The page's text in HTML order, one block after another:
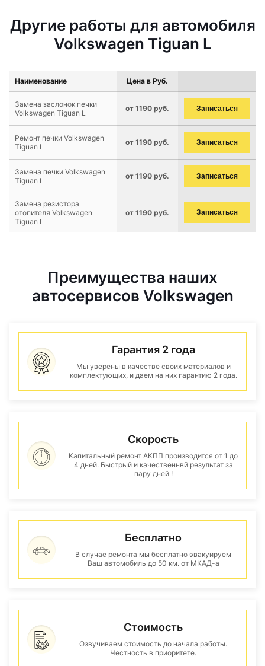
Другие работы для автомобиля
Volkswagen Tiguan L
Наименование Цена в Руб.
Замена заслонок печки
Volkswagen Tiguan L
от 1190 руб. Записаться
Ремонт печки Volkswagen
Tiguan L
от 1190 руб. Записаться
Замена печки Volkswagen
Tiguan L
от 1190 руб. Записаться
Замена резистора
отопителя Volkswagen
Tiguan L
от 1190 руб. Записаться
Преимущества наших
автосервисов Volkswagen
Гарантия 2 года
Мы уверены в качестве своих материалов и
комплектующих, и даем на них гарантию 2 года.
Скорость
Капитальный ремонт АКПП производится от 1 до
4 дней. Быстрый и качественнвй результат за
пару дней !
Бесплатно
В случае ремонта мы бесплатно эвакуируем
Ваш автомобиль до 50 км. от МКАД-а
Стоимость
Озвучиваем стоимость до начала работы.
Честность в приоритете.